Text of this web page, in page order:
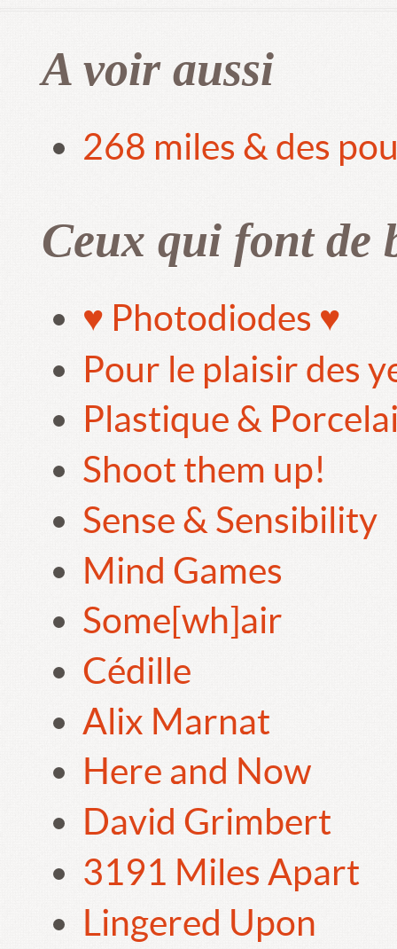
A voir aussi
268 miles & des
Ceux qui font de
♥ Photodiodes ♥
Pour le plaisir des
Plastique &
Shoot them up!
Sense & Sensibility
Mind Games
Some[wh]air
Cédille
Alix Marnat
Here and Now
David Grimbert
3191 Miles Apart
Lingered Upon